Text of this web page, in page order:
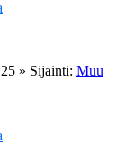
» Sijainti: Muu